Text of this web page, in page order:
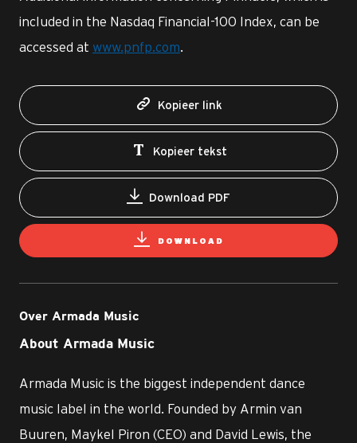
included in the Nasdaq Financial-100 Index, can be
accessed at www.pnfp.com.
Kopieer link
Kopieer tekst
Download PDF
DOWNLOAD
Over Armada Music
About Armada Music
Armada Music is the biggest independent dance
music label in the world. Founded by Armin van
Buuren, Maykel Piron (CEO) and David Lewis, the